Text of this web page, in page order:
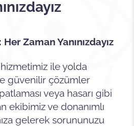
Zaman Yanınızdayız
hizmetimiz ile yolda
ve güvenilir çözümler
veya hasarı gibi
ekibimiz ve donanımlı
gelerek sorununuzu